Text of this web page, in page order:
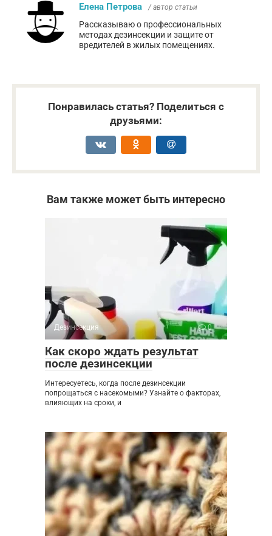
Елена Петрова / автор статьи
Рассказываю о профессиональных
методах дезинсекции и защите от
вредителей в жилых помещениях.
Понравилась статья? Поделиться с
друзьями:
Вам также может быть интересно
Дезинсекция 0
Как скоро ждать результат
после дезинсекции
Интересуетесь, когда после дезинсекции
попрощаться с насекомыми? Узнайте о факторах,
влияющих на сроки, и